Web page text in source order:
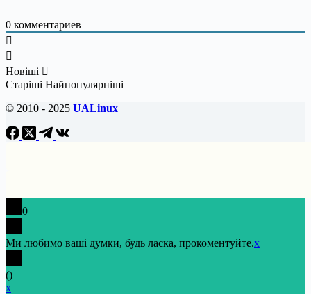
0 комментариев
Новіші
Старіші Найпопулярніші
© 2010 - 2025 UALinux
0
Ми любимо ваші думки, будь ласка, прокоментуйте.x
()
x